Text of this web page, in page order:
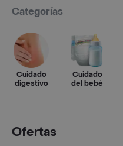
Categorías
Cuidado
digestivo
Cuidado
del bebé
Ofertas